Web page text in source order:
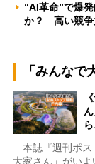
“AI革命”で爆
か？ 高い競争
「みんな
本誌『週刊ポス
大家さん」がい